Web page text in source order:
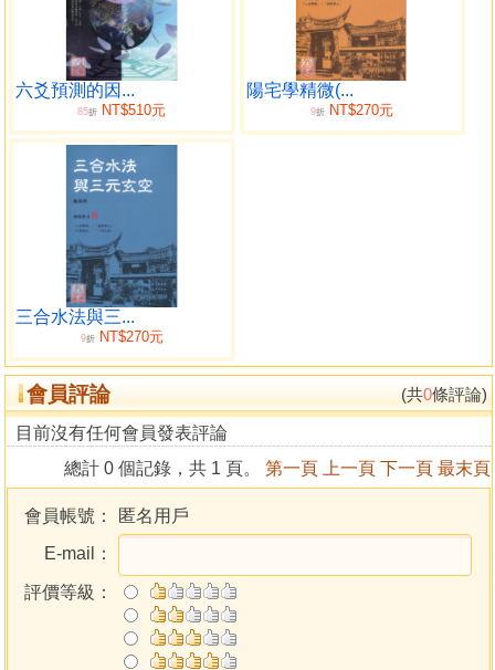
序文（二）
第一篇 談地獄
一、一殿閻君秦廣王說善惡
二、二殿閻君楚江王懲貪婪
三、三殿閻君宋帝王罰狠毒
四、四殿閻君
五、五殿閻君森羅王斷冤屈
六、六殿閻君卞城王懲貪利
七、七殿閻君泰山王懲色、誘、姦
八、八殿閻君都市王懲結黨營私罪
九、九殿閻君平等王獎善懲惡
十、十殿閻君轉輪王掌輪迴轉世
十一、幽冥殿地藏王菩薩掌阿鼻地獄
第二篇 說天堂
說天庭一、媽祖被關一百年記實
說天庭二、關雲長犯天律砍頭記
說天庭四、「山神將軍」的源由
說天庭五、南天七政司府台
說天庭六、凌霄寶殿－五天閣
說天庭七、瑤池宮八八蟠桃酒聖會
說天庭八、西方極樂世界懺悔地
說天庭九、慈航觀世音菩薩說道
六爻預測的因...
85折 NT$510元
陽宅學精微(...
9折 NT$270元
三合水法與三...
9折NT$270元
會員評論 (共0條評論)
目前沒有任何會員發表評論
總計 0 個記錄，共 1 頁。 第一頁 上一頁 下一頁 最末頁
會員帳號：
匿名用戶
E-mail：
評價等級：